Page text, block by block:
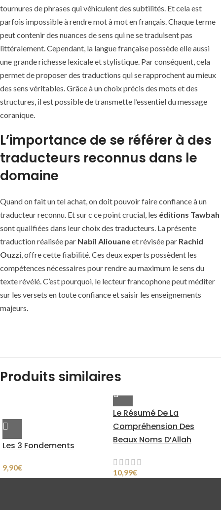
tournures de phrases qui véhiculent des subtilités. Et cela est
parfois impossible à rendre mot à mot en français. Chaque terme
peut contenir des nuances de sens qui ne se traduisent pas
littéralement. Cependant, la langue française possède elle aussi
une grande richesse lexicale et stylistique. Par conséquent, cela
permet de proposer des traductions qui se rapprochent au mieux
des sens véritables. Grâce à un choix précis des mots et des
structures, il est possible de transmette l’essentiel du message
coranique.
L’importance de se référer à des
traducteurs reconnus dans le
domaine
Quand on fait un tel achat, on doit pouvoir faire confiance à un
traducteur reconnu. Et sur c ce point crucial, les éditions Tawbah
sont qualifiées dans leur choix des traducteurs. La présente
traduction réalisée par Nabil Aliouaneet révisée par Rachid
Ouzzi, offre cette fiabilité. Ces deux experts possèdent les
compétences nécessaires pour rendre au maximum le sens du
texte révélé. C’est pourquoi, le lecteur francophone peut méditer
sur les versets en toute confiance et saisir les enseignements
majeurs.
Produits similaires
Les 3 Fondements
9,90€
Le Résumé De La
Compréhension Des
Beaux Noms D’Allah
10,99€